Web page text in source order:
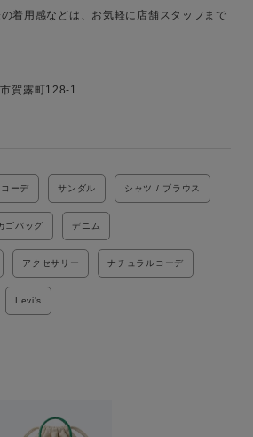
着用感などは、お気軽に店舗スタッフまで
賀露町128-1
ーデ サンダル シャツ / ブラウス
ゴバッグ デニム
アクセサリー ナチュラルコーデ
Levi's